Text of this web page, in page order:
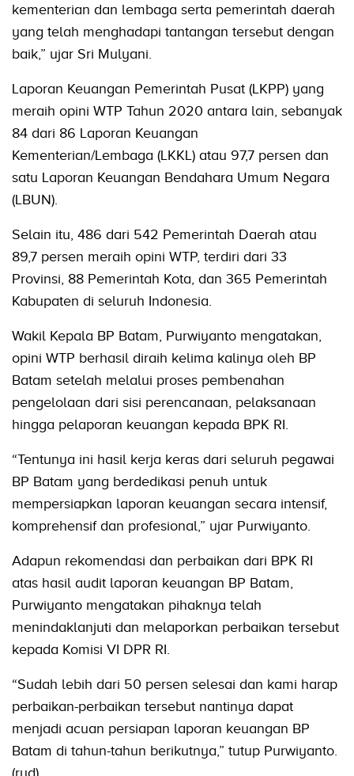
kementerian dan lembaga serta pemerintah daerah
yang telah menghadapi tantangan tersebut dengan
baik,” ujar Sri Mulyani.
Laporan Keuangan Pemerintah Pusat (LKPP) yang
meraih opini WTP Tahun 2020 antara lain, sebanyak
84 dari 86 Laporan Keuangan
Kementerian/Lembaga (LKKL) atau 97,7 persen dan
satu Laporan Keuangan Bendahara Umum Negara
(LBUN).
Selain itu, 486 dari 542 Pemerintah Daerah atau
89,7 persen meraih opini WTP, terdiri dari 33
Provinsi, 88 Pemerintah Kota, dan 365 Pemerintah
Kabupaten di seluruh Indonesia.
Wakil Kepala BP Batam, Purwiyanto mengatakan,
opini WTP berhasil diraih kelima kalinya oleh BP
Batam setelah melalui proses pembenahan
pengelolaan dari sisi perencanaan, pelaksanaan
hingga pelaporan keuangan kepada BPK RI.
“Tentunya ini hasil kerja keras dari seluruh pegawai
BP Batam yang berdedikasi penuh untuk
mempersiapkan laporan keuangan secara intensif,
komprehensif dan profesional,” ujar Purwiyanto.
Adapun rekomendasi dan perbaikan dari BPK RI
atas hasil audit laporan keuangan BP Batam,
Purwiyanto mengatakan pihaknya telah
menindaklanjuti dan melaporkan perbaikan tersebut
kepada Komisi VI DPR RI.
“Sudah lebih dari 50 persen selesai dan kami harap
perbaikan-perbaikan tersebut nantinya dapat
menjadi acuan persiapan laporan keuangan BP
Batam di tahun-tahun berikutnya,” tutup Purwiyanto.
(rud)